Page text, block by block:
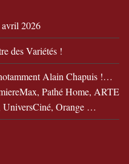
avril 2026
des Variétés !
Alain Chapuis !…
Pathé Home, ARTE
Orange …